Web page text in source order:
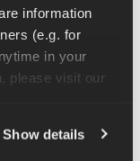
information
(e.g. for
in your
Show details
die Stange in
und halt deine
vom Regal
hinten machen,